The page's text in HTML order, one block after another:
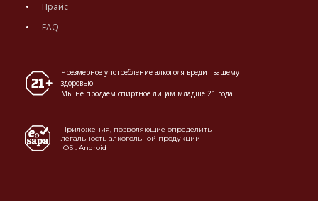
Прайс
FAQ
Чрезмерное употребление алкоголя вредит вашему
здоровью!
Мы не продаем спиртное лицам младше 21 года.
Приложения, позволяющие определить
легальность алкогольной продукции
IOS . Android